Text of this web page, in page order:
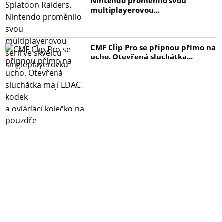
multiplayerovou...
CMF Clip Pro se připnou přímo na
ucho. Otevřená sluchátka...